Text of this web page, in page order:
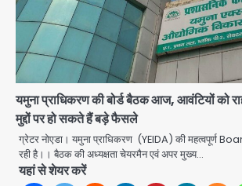
यमुना प्राधिकरण की बोर्ड बैठक आज, आवंटियों को
मुद्दों पर हो सकते हैं बड़े फैसले
ग्रेटर नोएडा। यमुना प्राधिकरण (YEIDA) की महत्वपूर्ण
रही है।। बैठक की अध्यक्षता चेयरमैन एवं अपर मुख्य…
यहां से शेयर करें